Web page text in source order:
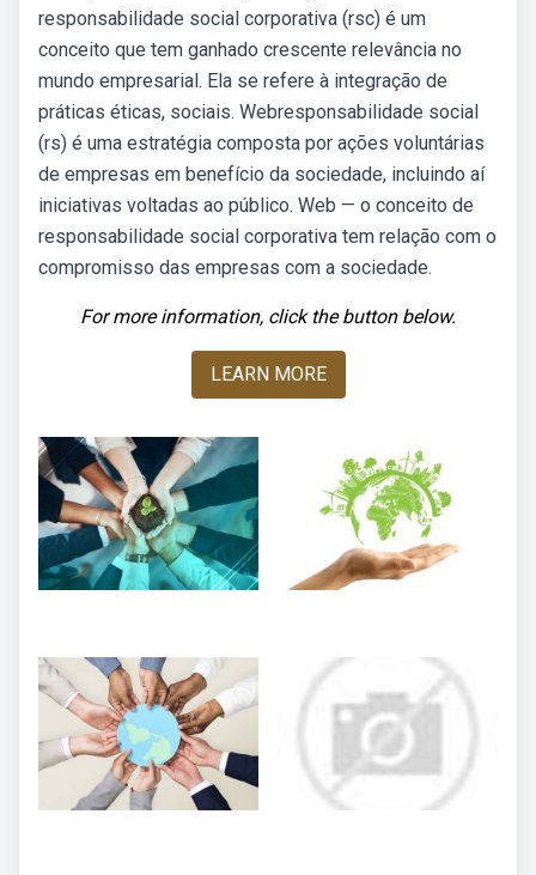
responsabilidade social corporativa (rsc) é um
conceito que tem ganhado crescente relevância no
mundo empresarial. Ela se refere à integração de
práticas éticas, sociais. Webresponsabilidade social
(rs) é uma estratégia composta por ações voluntárias
de empresas em benefício da sociedade, incluindo aí
iniciativas voltadas ao público. Web — o conceito de
responsabilidade social corporativa tem relação com o
compromisso das empresas com a sociedade.
For more information, click the button below.
LEARN MORE